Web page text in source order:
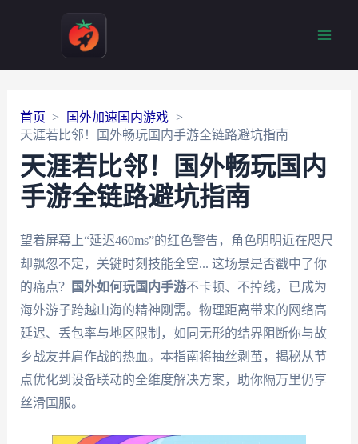
首页
国外加速国内游戏
天涯若比邻！国外畅玩国内手游全链路避坑指南
天涯若比邻！国外畅玩国内
手游全链路避坑指南
望着屏幕上“延迟460ms”的红色警告，角色明明近在咫尺
却飘忽不定，关键时刻技能全空... 这场景是否戳中了你
的痛点？
国外如何玩国内手游不卡顿、不掉线，已成为
海外游子跨越山海的精神刚需。物理距离带来的网络高
延迟、丢包率与地区限制，如同无形的结界阻断你与故
乡战友并肩作战的热血。本指南将抽丝剥茧，揭秘从节
点优化到设备联动的全维度解决方案，助你隔万里仍享
丝滑国服。